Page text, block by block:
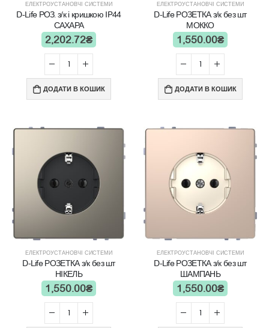
ЕЛЕКТРОУСТАНОВЧІ СИСТЕМИ
D-Life РОЗ. з/к і кришкою IP44
САХАРА
2,202.72₴
ДОДАТИ В КОШИК
ЕЛЕКТРОУСТАНОВЧІ СИСТЕМИ
D-Life РОЗЕТКА з/к без шт
МОККО
1,550.00₴
ДОДАТИ В КОШИК
ЕЛЕКТРОУСТАНОВЧІ СИСТЕМИ
D-Life РОЗЕТКА з/к без шт
НІКЕЛЬ
1,550.00₴
ЕЛЕКТРОУСТАНОВЧІ СИСТЕМИ
D-Life РОЗЕТКА з/к без шт
ШАМПАНЬ
1,550.00₴